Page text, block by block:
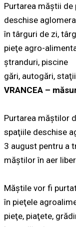
Purtarea măştii
deschise
în târguri de zi,
pieţe agro-
ştranduri, piscine
gări, autogări,
VRANCEA –
Purtarea măştilor
spaţiile deschise
3 august pentru a
măştilor în aer
Măştile vor fi
în pieţele
pieţe, piaţete,